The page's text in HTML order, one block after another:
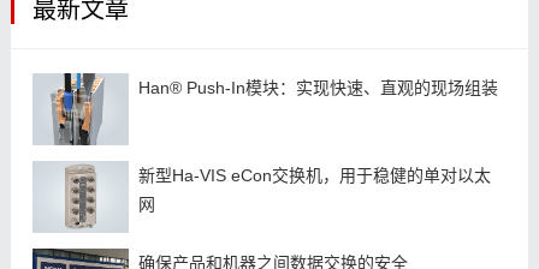
最新文章
Han® Push-In模块：实现快速、直观的现场组装
新型Ha-VIS eCon交换机，用于稳健的单对以太
网
确保产品和机器之间数据交换的安全